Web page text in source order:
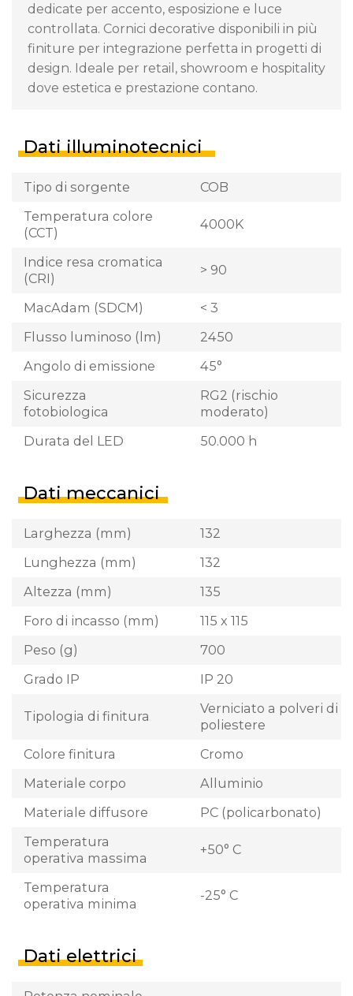
dedicate per accento, esposizione e luce
controllata. Cornici decorative disponibili in più
finiture per integrazione perfetta in progetti di
design. Ideale per retail, showroom e hospitality
dove estetica e prestazione contano.
Dati illuminotecnici
Tipo di sorgente
COB
Temperatura colore
(CCT)
4000K
Indice resa cromatica
(CRI)
> 90
MacAdam (SDCM)
< 3
Flusso luminoso (lm)
2450
Angolo di emissione
45°
Sicurezza
fotobiologica
RG2 (rischio
moderato)
Durata del LED
50.000 h
Dati meccanici
Larghezza (mm)
132
Lunghezza (mm)
132
Altezza (mm)
135
Foro di incasso (mm)
115 x 115
Peso (g)
700
Grado IP
IP 20
Tipologia di finitura
Verniciato a polveri di
poliestere
Colore finitura
Cromo
Materiale corpo
Alluminio
Materiale diffusore
PC (policarbonato)
Temperatura
operativa massima
+50° C
Temperatura
operativa minima
-25° C
Dati elettrici